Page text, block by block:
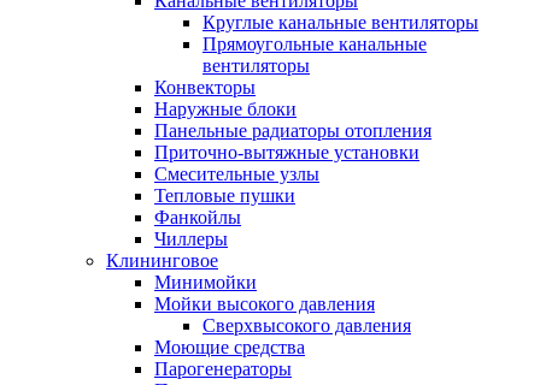
Круглые канальные вентиляторы
Прямоугольные канальные
вентиляторы
Конвекторы
Наружные блоки
Панельные радиаторы отопления
Приточно-вытяжные установки
Смесительные узлы
Тепловые пушки
Фанкойлы
Чиллеры
Клининговое
Минимойки
Мойки высокого давления
Сверхвысокого давления
Моющие средства
Парогенераторы